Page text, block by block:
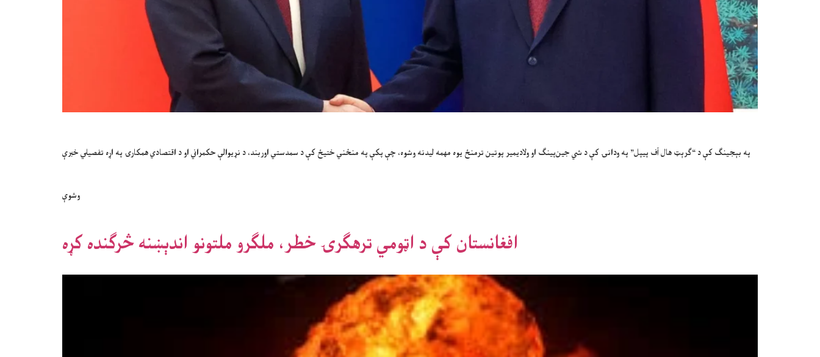
په بېجینګ کې د “ګرېټ هال آف پیپل” په ودانۍ کې د شي جین‌پینګ او ولادیمیر پوتین ترمنځ یوه مهمه لیدنه وشوه، چې پکې په منځني ختیځ کې د سمدستي اوربند، د نړیوالې حکمراني او د اقتصادي همکارۍ په اړه تفصیلي خبرې
وشوې
افغانستان کې د اټومي ترهګرۍ خطر، ملګرو ملتونو اندېښنه څرګنده کړه